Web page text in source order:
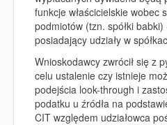
funkcje właścicielskie wobec
podmiotów (tzn. spółki
posiadający udziały w
Wnioskodawcy zwrócił się z
celu ustalenie czy istnieje
podejścia look-through i
podatku u źródła na
CIT względem udziałowca